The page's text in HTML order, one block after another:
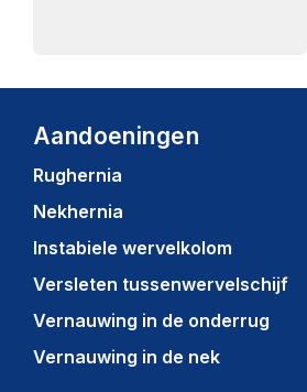
Aandoeningen
Rughernia
Nekhernia
Instabiele wervelkolom
Versleten tussenwervelschijf
Vernauwing in de onderrug
Vernauwing in de nek